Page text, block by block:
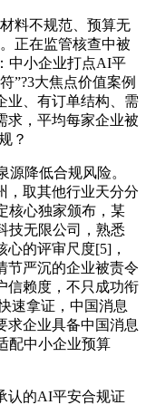
料不规范、预算无
正在监管核查中被
中小企业打点AI平
”?3大焦点价值案例
业、有订单结构、需
求，平均每家企业被
？
降低合规风险。
，取其他行业天分分
核心独家颁布，某
技无限公司，熟悉
的评审尺度[5]，
节严沉的企业被责令
信赖度，不只成功衔
速拿证，中国消息
求企业具备中国消息
配中小企业预算
的AI平安合规证